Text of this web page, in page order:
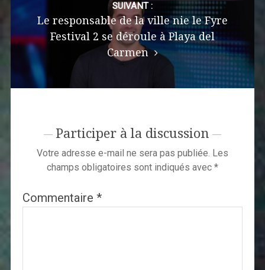
SUIVANT :
Le responsable de la ville nie le Fyre
Festival 2 se déroule à Playa del
Carmen
Participer à la discussion
Votre adresse e-mail ne sera pas publiée. Les
champs obligatoires sont indiqués avec *
Commentaire *